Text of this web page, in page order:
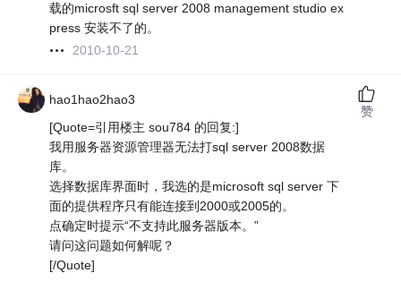
载的microsft sql server 2008 management studio ex
press 安装不了的。
2010-10-21
hao1hao2hao3
[Quote=引用楼主 sou784 的回复:]
我用服务器资源管理器无法打sql server 2008数据
库。
选择数据库界面时，我选的是microsoft sql server 下
面的提供程序只有能连接到2000或2005的。
点确定时提示“不支持此服务器版本。”
请问这问题如何解呢？
[/Quote]
赞